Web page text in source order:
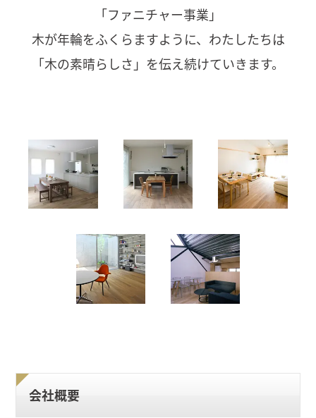
「ファニチャー事業」
木が年輪をふくらますように、わたしたちは
「木の素晴らしさ」を伝え続けていきます。
会社概要